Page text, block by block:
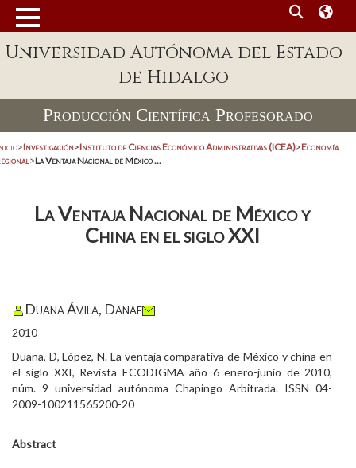
Universidad Autónoma del Estado
de Hidalgo
Producción Científica Profesorado
>Investigación>Instituto de Ciencias Económico Administrativas (ICEA)>Economía
>La Ventaja Nacional de México ...
La Ventaja Nacional de México y
China en el siglo XXI
Duana Ávila, Danae
2010
Duana, D, López, N. La ventaja comparativa de México y china en
el siglo XXI, Revista ECODIGMA año 6 enero-junio de 2010,
núm. 9 universidad autónoma Chapingo Arbitrada. ISSN 04-
2009-100211565200-20
Abstract